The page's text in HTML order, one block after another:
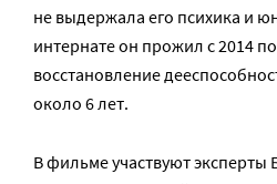
не выдержала его психика и
интернате он прожил с 2014
восстановление
около 6 лет.
В фильме участвуют эксперты